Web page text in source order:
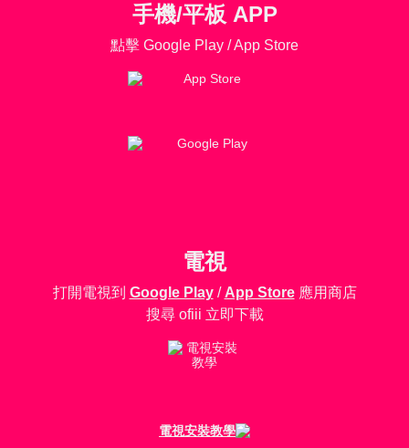
手機/平板 APP
點擊 Google Play / App Store
電視
打開電視到 Google Play/ App Store應用商店
搜尋 ofiii 立即下載
電視安裝教學